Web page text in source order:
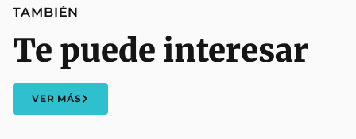
TAMBIÉN
Te puede interesar
VER MÁS